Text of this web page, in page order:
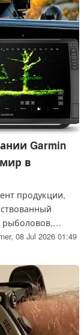
Garmin
в
продукции,
рыболовов,
и интуицию
08 Jul 2026 01:49